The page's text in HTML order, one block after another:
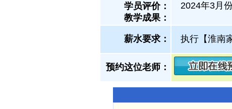
学员评价：
教学成果：
2024年3月
薪水要求： 执行【淮南
预约这位老师：